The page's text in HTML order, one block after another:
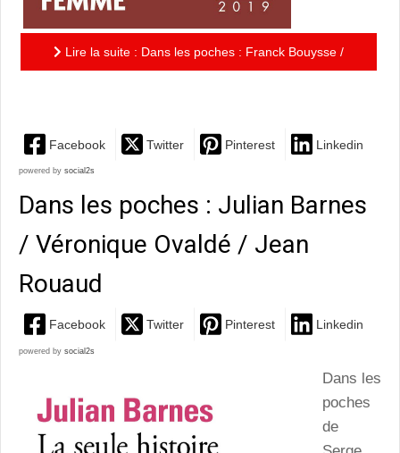
Lire la suite : Dans les poches : Franck Bouysse /
Facebook Twitter Pinterest Linkedin
powered by social2s
Dans les poches : Julian Barnes
/ Véronique Ovaldé / Jean
Rouaud
Facebook Twitter Pinterest Linkedin
powered by social2s
Dans les
poches
de